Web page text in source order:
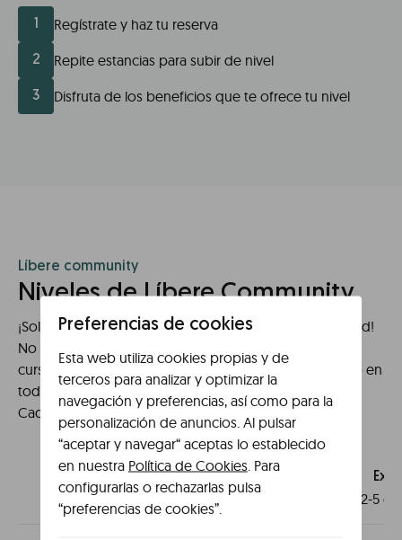
Regístrate y haz tu reserva
2 Repite estancias para subir de nivel
3 Disfruta de los beneficios que te ofrece tu nivel
Líbere community
Niveles de Líbere Community
¡Solo por darte de alta ya formas parte de la comunidad!
No es necesario que tengas reservas anteriores o en
curso, regístrate y tendrás un 5% de descuento directo en
todas tus futuras reservas. ¡Y esto es solo el principio!
Cada estancia en Líbere cuenta para subir de nivel.
Líbere
2-5
Preferencias de cookies
Esta web utiliza cookies propias y de
terceros para analizar y optimizar la
navegación y preferencias, así como para la
personalización de anuncios. Al pulsar
“aceptar y navegar“ aceptas lo establecido
en nuestra Política de Cookies. Para
configurarlas o rechazarlas pulsa
“preferencias de cookies”.